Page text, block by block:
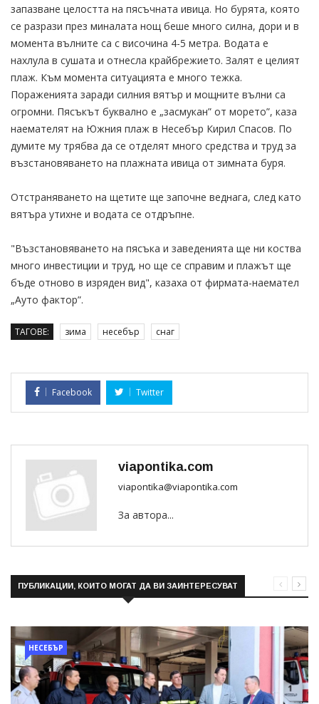
запазване целостта на пясъчната ивица. Но бурята, която
се разрази през миналата нощ беше много силна, дори и в
момента вълните са с височина 4-5 метра. Водата е
нахлула в сушата и отнесла крайбрежието. Залят е целият
плаж. Към момента ситуацията е много тежка.
Пораженията заради силния вятър и мощните вълни са
огромни. Пясъкът буквално е „засмукан” от морето”, каза
наемателят на Южния плаж в Несебър Кирил Спасов. По
думите му трябва да се отделят много средства и труд за
възстановяването на плажната ивица от зимната буря.
Отстраняването на щетите ще започне веднага, след като
вятъра утихне и водата се отдръпне.
"Възстановяването на пясъка и заведенията ще ни коства
много инвестиции и труд, но ще се справим и плажът ще
бъде отново в изряден вид", казаха от фирмата-наемател
„Ауто фактор”.
ТАГОВЕ: зима несебър снаг
Facebook Twitter
viapontika.com
viapontika@viapontika.com
За автора...
ПУБЛИКАЦИИ, КОИТО МОГАТ ДА ВИ ЗАИНТЕРЕСУВАТ
НЕСЕБЪР